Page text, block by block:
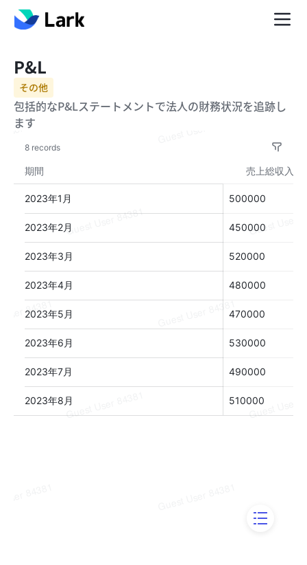
P&L
その他
包括的なP&Lステートメントで法人の財務状況を追跡し
ます